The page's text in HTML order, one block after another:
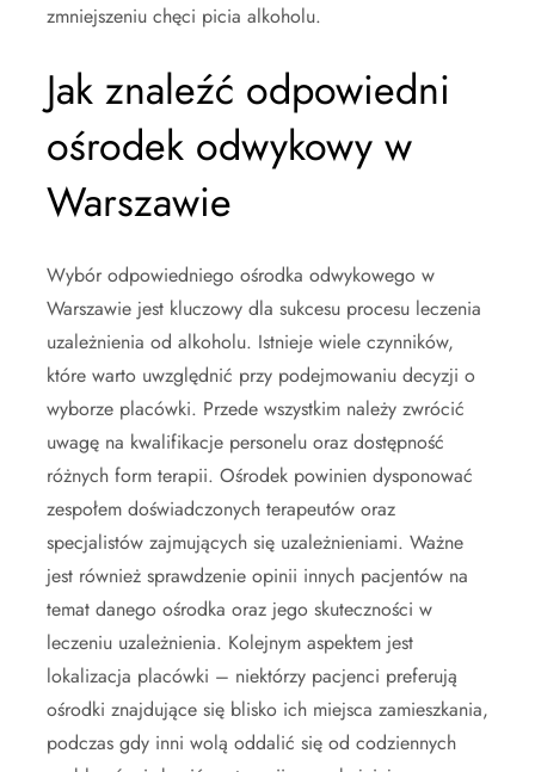
zmniejszeniu chęci picia alkoholu.
Jak znaleźć odpowiedni
ośrodek odwykowy w
Warszawie
Wybór odpowiedniego ośrodka odwykowego w
Warszawie jest kluczowy dla sukcesu procesu leczenia
uzależnienia od alkoholu. Istnieje wiele czynników,
które warto uwzględnić przy podejmowaniu decyzji o
wyborze placówki. Przede wszystkim należy zwrócić
uwagę na kwalifikacje personelu oraz dostępność
różnych form terapii. Ośrodek powinien dysponować
zespołem doświadczonych terapeutów oraz
specjalistów zajmujących się uzależnieniami. Ważne
jest również sprawdzenie opinii innych pacjentów na
temat danego ośrodka oraz jego skuteczności w
leczeniu uzależnienia. Kolejnym aspektem jest
lokalizacja placówki – niektórzy pacjenci preferują
ośrodki znajdujące się blisko ich miejsca zamieszkania,
podczas gdy inni wolą oddalić się od codziennych